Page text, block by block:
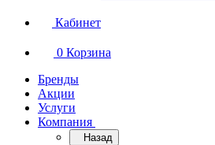
Кабинет
0 Корзина
Бренды
Акции
Услуги
Компания
Назад